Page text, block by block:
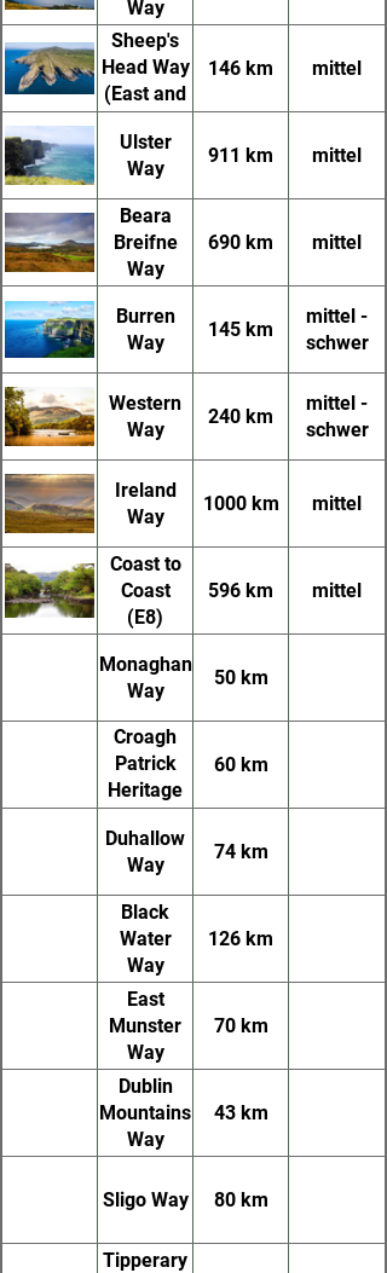
Way
Sheep's
Head Way
(East and
West)
146 km mittel
Ulster
Way
911 km mittel
Beara
Breifne
Way
690 km mittel
Burren
Way
145 km
mittel -
schwer
Western
Way
240 km
mittel -
schwer
Ireland
Way
1000 km mittel
Coast to
Coast
(E8)
596 km mittel
Monaghan
Way
50 km
Croagh
Patrick
Heritage
Trail
60 km
Duhallow
Way
74 km
Black
Water
Way
126 km
East
Munster
Way
70 km
Dublin
Mountains
Way
43 km
Sligo Way 80 km
Tipperary